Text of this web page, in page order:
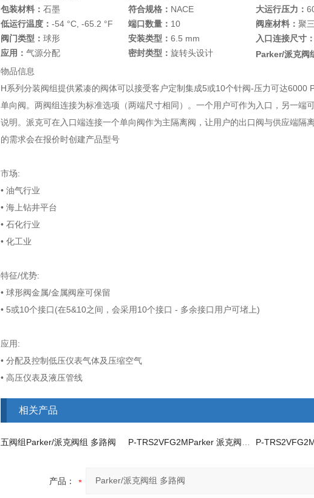
包装材料： 石墨 符合规格： NACE 大运行压力：
低运行温度： -54 °C, -65.2 °F 端口数量： 10 阀座材料： 聚
阀门类型： 球形 安装类型： 6.5 mm 入口连接尺寸：
应用： 气源分配 密封类型： 旋转头设计
Parker/派克阀
物品信息
H系列分装阀组提供紧凑的阀体可以接受客户定制集成5或10个针阀-压力可达6000
单向阀。两阀组连接为标准选项（两端尺寸相同）。一个用户可作为入口，另一端
说明。派克可在入口端连接一个单向阀作为主隔离阀，让用户的出口阀与供应端隔
的需求会在报价时创建产品型号
市场:
• 油气行业
• 海上钻井平台
• 石化行业
• 化工业
特征/优势:
• 球形阀金属/金属阀座可保留
• 5或10个接口(在5&10之间，会采用10个接口 - 多余接口用户可堵上)
应用:
• 分配及控制低压仪表气体及压缩空气
• 高压仪表及液压管线
相关产品
五阀组Parker/派克阀组 多路阀
产品：